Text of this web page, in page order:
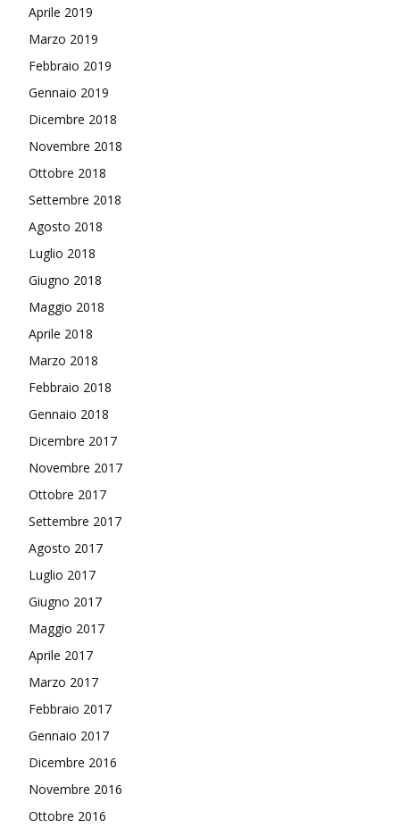
Aprile 2019
Marzo 2019
Febbraio 2019
Gennaio 2019
Dicembre 2018
Novembre 2018
Ottobre 2018
Settembre 2018
Agosto 2018
Luglio 2018
Giugno 2018
Maggio 2018
Aprile 2018
Marzo 2018
Febbraio 2018
Gennaio 2018
Dicembre 2017
Novembre 2017
Ottobre 2017
Settembre 2017
Agosto 2017
Luglio 2017
Giugno 2017
Maggio 2017
Aprile 2017
Marzo 2017
Febbraio 2017
Gennaio 2017
Dicembre 2016
Novembre 2016
Ottobre 2016